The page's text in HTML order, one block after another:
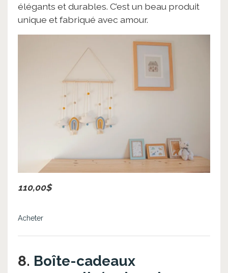
élégants et durables. C’est un beau produit
unique et fabriqué avec amour.
110,00$
Acheter
8. Boîte-cadeaux